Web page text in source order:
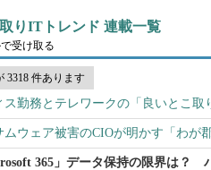
りITトレンド 連載一覧
受け取る
3318 件あります
ス勤務とテレワークの「良いとこ取
ムウェア被害のCIOが明かす「わが
365」データ保持の限界は？